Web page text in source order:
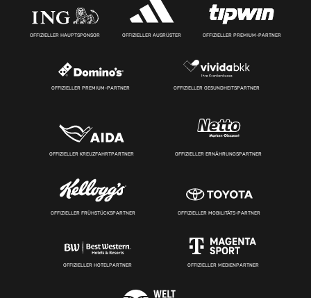
OFFIZIELLER HAUPTSPONSOR OFFIZIELLER AUSRÜSTER OFFIZIELLER PREMIUM-PARTNER
OFFIZIELLER PREMIUM-PARTNER OFFIZIELLER GESUNDHEITSPARTNER
OFFIZIELLER KREUZFAHRTPARTNER OFFIZIELLER ERNÄHRUNGSPARTNER
OFFIZIELLER FRÜHSTÜCKSPARTNER OFFIZIELLER MOBILITÄTS-PARTNER
OFFIZIELLER HOTELPARTNER OFFIZIELLER MEDIENPARTNER